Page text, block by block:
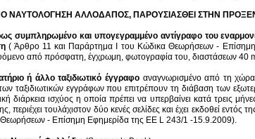
ΝΑΥΤΟΛΟΓΗΣΗ ΑΛΛΟΔΑΠΟΣ, ΠΑΡΟΥΣΙΑΣΘΕΙ ΣΤΗΝ
συμπληρωμένο και υπογεγραμμένο αντίγραφο του
( Άρθρο 11 και Παράρτημα Ι του Κώδικα Θεωρήσεων -
από πρόσφατη, έγχρωμη, φωτογραφία του, διαστάσεων 40
ή άλλο ταξιδιωτικό έγγραφο αναγνωρισμένο από τη
ταξιδιωτικών εγγράφων που επιτρέπουν τη διάβαση των
διάρκεια ισχύος η οποία πρέπει να υπερβαίνει κατά τρεις
περιέχει τουλάχιστον δύο κενές σελίδες και έχει εκδοθεί
- Επίσημη Εφημερίδα της ΕΕ L 243/1 -15.9.2009).